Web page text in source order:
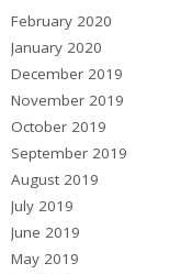
February 2020
January 2020
December 2019
November 2019
October 2019
September 2019
August 2019
July 2019
June 2019
May 2019